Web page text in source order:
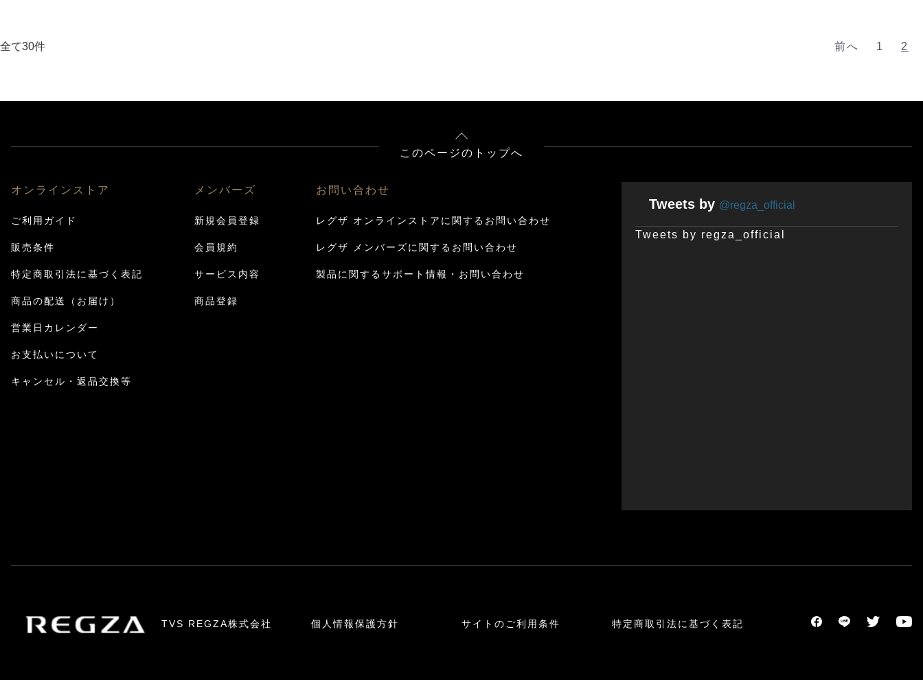
全て30件 前へ 1 2
このページのトップへ
オンラインストア
ご利用ガイド
販売条件
特定商取引法に基づく表記
商品の配送（お届け）
営業日カレンダー
お支払いについて
キャンセル・返品交換等
メンバーズ
新規会員登録
会員規約
サービス内容
商品登録
お問い合わせ
レグザ オンラインストアに関するお問い合わせ
レグザ メンバーズに関するお問い合わせ
製品に関するサポート情報・お問い合わせ
Tweets by @regza_official
Tweets by regza_official
TVS REGZA株式会社 個人情報保護方針 サイトのご利用条件 特定商取引法に基づく表記